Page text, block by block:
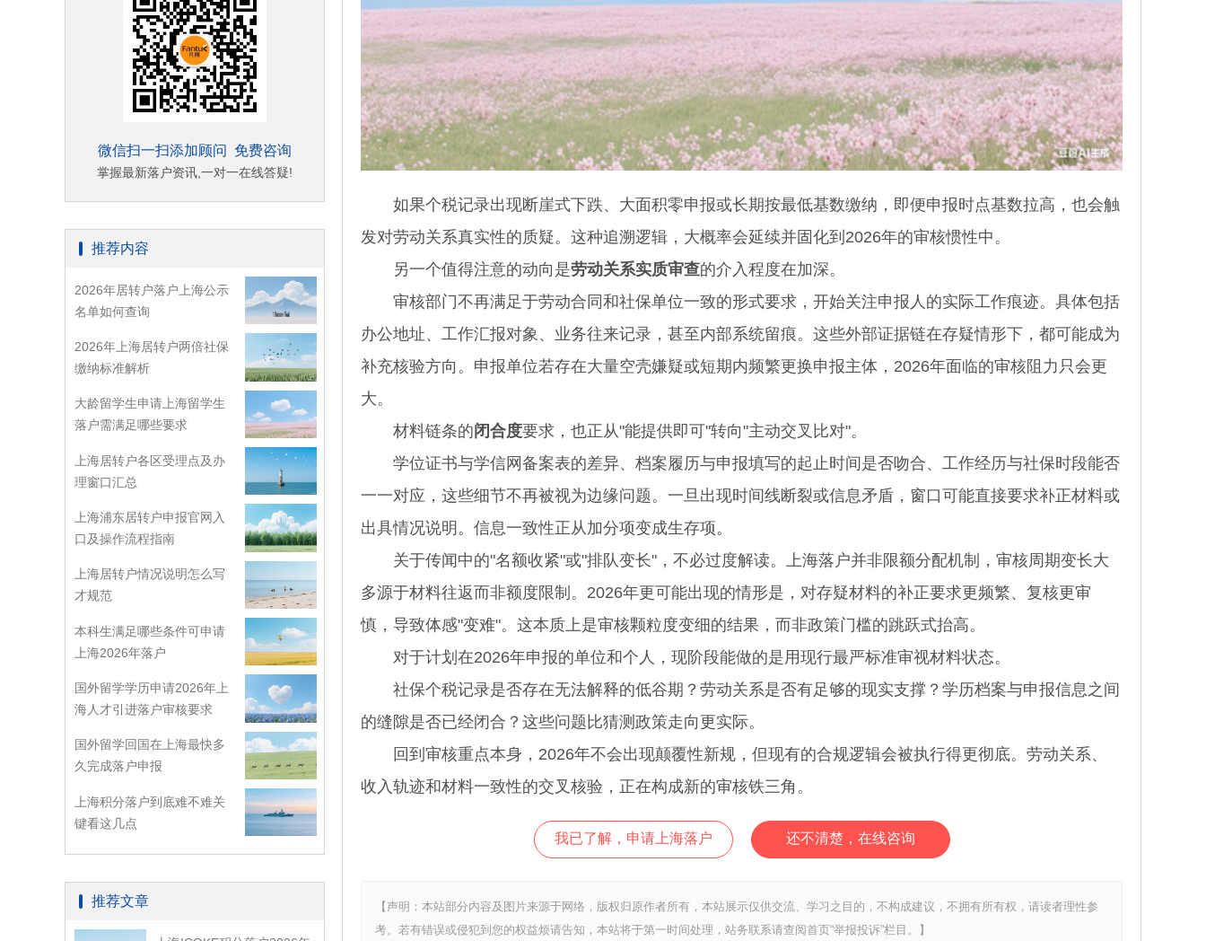
微信扫一扫添加顾问 免费咨询
掌握最新落户资讯,一对一在线答疑!
推荐内容
2026年居转户落户上海公示
名单如何查询
2026年上海居转户两倍社保
缴纳标准解析
大龄留学生申请上海留学生
落户需满足哪些要求
上海居转户各区受理点及办
理窗口汇总
上海浦东居转户申报官网入
口及操作流程指南
上海居转户情况说明怎么写
才规范
本科生满足哪些条件可申请
上海2026年落户
国外留学学历申请2026年上
海人才引进落户审核要求
国外留学回国在上海最快多
久完成落户申报
上海积分落户到底难不难关
键看这几点
推荐文章
如果个税记录出现断崖式下跌、大面积零申报或长期按最低基数缴纳，即便申报时点基数拉高，也会触
发对劳动关系真实性的质疑。这种追溯逻辑，大概率会延续并固化到2026年的审核惯性中。
另一个值得注意的动向是劳动关系实质审查的介入程度在加深。
审核部门不再满足于劳动合同和社保单位一致的形式要求，开始关注申报人的实际工作痕迹。具体包括
办公地址、工作汇报对象、业务往来记录，甚至内部系统留痕。这些外部证据链在存疑情形下，都可能成为
补充核验方向。申报单位若存在大量空壳嫌疑或短期内频繁更换申报主体，2026年面临的审核阻力只会更
大。
材料链条的 闭合度要求，也正从"能提供即可"转向"主动交叉比对"。
学位证书与学信网备案表的差异、档案履历与申报填写的起止时间是否吻合、工作经历与社保时段能否
一一对应，这些细节不再被视为边缘问题。一旦出现时间线断裂或信息矛盾，窗口可能直接要求补正材料或
出具情况说明。信息一致性正从加分项变成生存项。
关于传闻中的"名额收紧"或"排队变长"，不必过度解读。上海落户并非限额分配机制，审核周期变长大
多源于材料往返而非额度限制。2026年更可能出现的情形是，对存疑材料的补正要求更频繁、复核更审
慎，导致体感"变难"。这本质上是审核颗粒度变细的结果，而非政策门槛的跳跃式抬高。
对于计划在2026年申报的单位和个人，现阶段能做的是用现行最严标准审视材料状态。
社保个税记录是否存在无法解释的低谷期？劳动关系是否有足够的现实支撑？学历档案与申报信息之间
的缝隙是否已经闭合？这些问题比猜测政策走向更实际。
回到审核重点本身，2026年不会出现颠覆性新规，但现有的合规逻辑会被执行得更彻底。劳动关系、
收入轨迹和材料一致性的交叉核验，正在构成新的审核铁三角。
我已了解，申请上海落户 还不清楚，在线咨询
【声明：本站部分内容及图片来源于网络，版权归原作者所有，本站展示仅供交流、学习之目的，不构成建议，不拥有所有权，请读者理性参
考。若有错误或侵犯到您的权益烦请告知，本站将于第一时间处理，站务联系请查阅首页“举报投诉”栏目。】